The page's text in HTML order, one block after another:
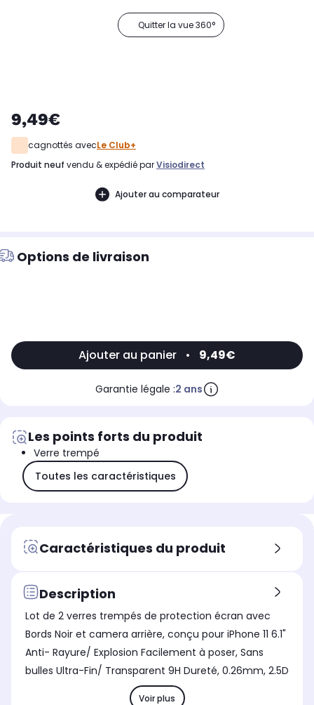
Quitter la vue 360°
9,49€
cagnottés avecLe Club+
produit neuf vendu & expédié parVisiodirect
Ajouter au comparateur
Options de livraison
Ajouter au panier • 9,49€
Garantie légale :2 ans
Les points forts du produit
Verre trempé
Toutes les caractéristiques
Caractéristiques du produit
Description
Lot de 2 verres trempés de protection écran avec
Bords Noir et camera arrière, conçu pour iPhone 11 6.1"
Anti- Rayure/ Explosion Facilement à poser, Sans
bulles Ultra-Fin/ Transparent 9H Dureté, 0.26mm, 2.5D
Voir plus